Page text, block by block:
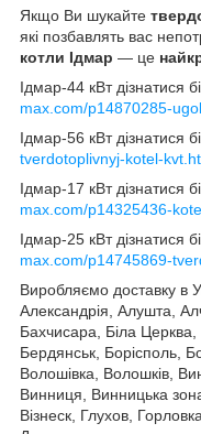
Якщо Ви шукайте
які позбавлять вас
котли Ідмар — це
Ідмар-44 кВт дізнатися
max.com/p14870285-
Ідмар-56 кВт дізнатися
tverdotoplivnyj-kotel-
Ідмар-17 кВт дізнатися
max.com/p14325436-
Ідмар-25 кВт дізнатися
max.com/p14745869-
Виробляємо доставку в
Александрія, Алушта,
Бахчисара, Біла Церква,
Бердянськ, Борісполь,
Волошівка, Волошків,
Винниця, Винницька
Візнеск, Глухов,